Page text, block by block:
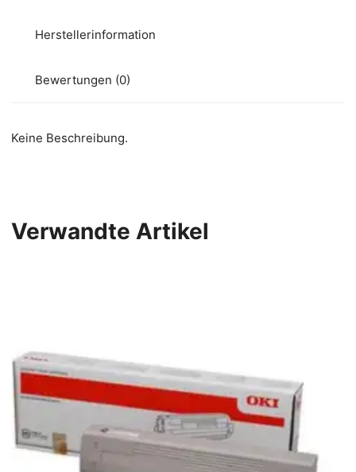
Herstellerinformation
Bewertungen (0)
Keine Beschreibung.
Verwandte Artikel